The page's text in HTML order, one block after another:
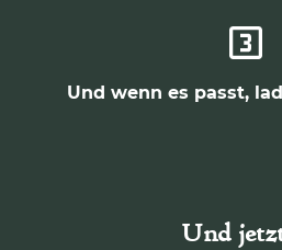
Und wenn es passt,
Und